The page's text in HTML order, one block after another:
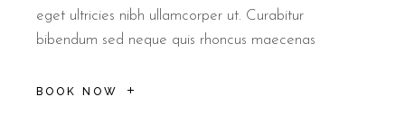
eget ultricies nibh ullamcorper ut. Curabitur
bibendum sed neque quis rhoncus maecenas
BOOK NOW